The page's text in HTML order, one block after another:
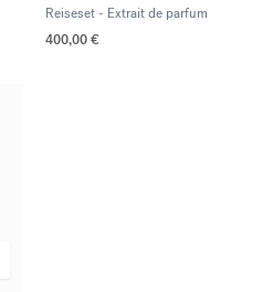
Reiseset - Extrait de parfum
400,00 €